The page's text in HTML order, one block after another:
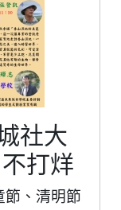
社大
打烊
節、清明節